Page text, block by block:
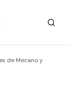
de Mecano y